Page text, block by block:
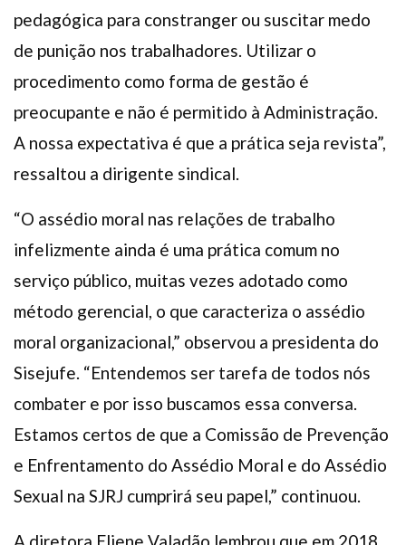
pedagógica para constranger ou suscitar medo
de punição nos trabalhadores. Utilizar o
procedimento como forma de gestão é
preocupante e não é permitido à Administração.
A nossa expectativa é que a prática seja revista”,
ressaltou a dirigente sindical.
“O assédio moral nas relações de trabalho
infelizmente ainda é uma prática comum no
serviço público, muitas vezes adotado como
método gerencial, o que caracteriza o assédio
moral organizacional,” observou a presidenta do
Sisejufe. “Entendemos ser tarefa de todos nós
combater e por isso buscamos essa conversa.
Estamos certos de que a Comissão de Prevenção
e Enfrentamento do Assédio Moral e do Assédio
Sexual na SJRJ cumprirá seu papel,” continuou.
A diretora Eliene Valadão lembrou que em 2018